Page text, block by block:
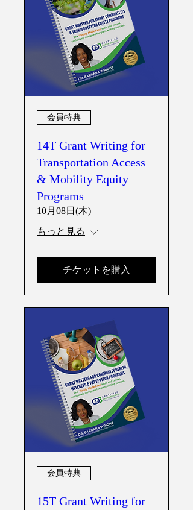
会員特典
14T Grant Writing for
Transportation Access
& Mobility Equity
Programs
10月08日(木)
もっと見る
チケットを購入
会員特典
15T Grant Writing for